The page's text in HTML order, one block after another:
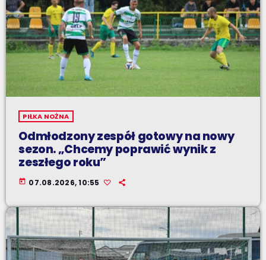
PIŁKA NOŻNA
Odmłodzony zespół gotowy na nowy
sezon. „Chcemy poprawić wynik z
zeszłego roku”
today 07.08.2026, 10:55